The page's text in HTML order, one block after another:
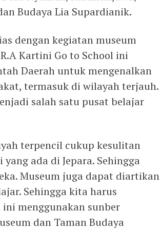
Budaya Lia Supardianik.
dengan kegiatan museum
Kartini Go to School ini
Daerah untuk mengenalkan
termasuk di wilayah terjauh.
salah satu pusat belajar
terpencil cukup kesulitan
ada di Jepara. Sehingga
Museum juga dapat diartikan
Sehingga kita harus
ini menggunakan sunber
dan Taman Budaya